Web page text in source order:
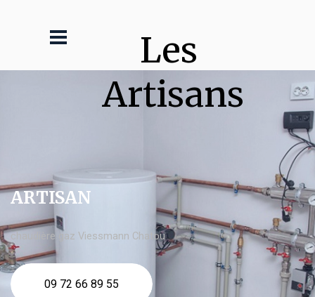
Les
Artisans
ARTISAN
chaudière gaz Viessmann Chatou
09 72 66 89 55